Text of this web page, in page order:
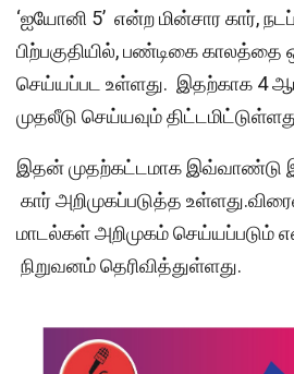
‘ஐயோனி 5’ என்ற மின்சார கார்,
பிற்பகுதியில், பண்டிகை காலத்தை
செய்யப்பட உள்ளது. இதற்காக 4
முதலீடு செய்யவும்
இதன் முதற்கட்டமாக இவ்வாண்டு
கார் அறிமுகப்படுத்த
மாடல்கள் அறிமுகம்
நிறுவனம் தெரிவித்துள்ளது.